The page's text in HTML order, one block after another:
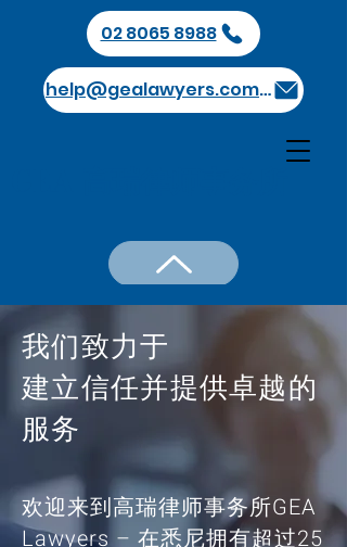
02 8065 8988
help@gealawyers.com.au
我们致力于
建立信任并提供卓越的
服务
欢迎来到高瑞律师事务所GEA
Lawyers – 在悉尼拥有超过25